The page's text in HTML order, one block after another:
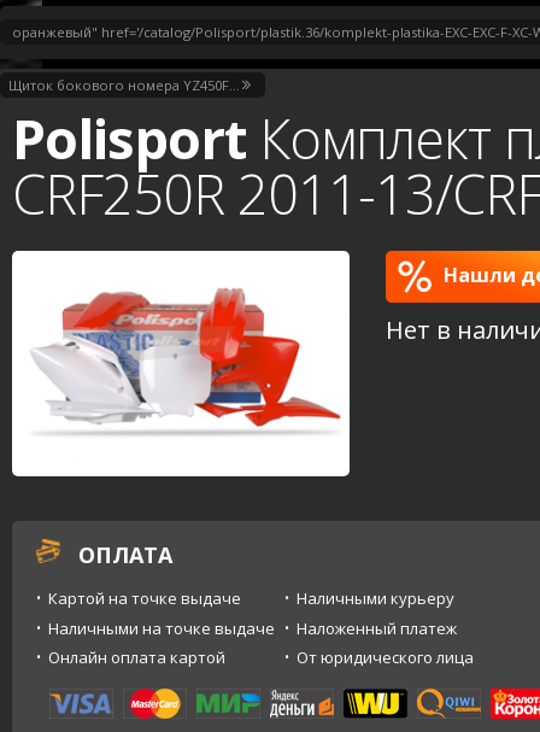
Polisport Комплект
CRF250R 2011-13/
Нашли
Нет в
ОПЛАТА
Картой на точке выдаче
Наличными курьеру
Наличными на точке выдаче
Наложенный платеж
Онлайн оплата картой
От юридического лица
— Каталог — Запчасти — Пластик
оранжевый" href='/catalog/Polisport/plastik.36/komplekt-plastika-EXC-EXC-F-XC-
Щиток бокового номера YZ450F...